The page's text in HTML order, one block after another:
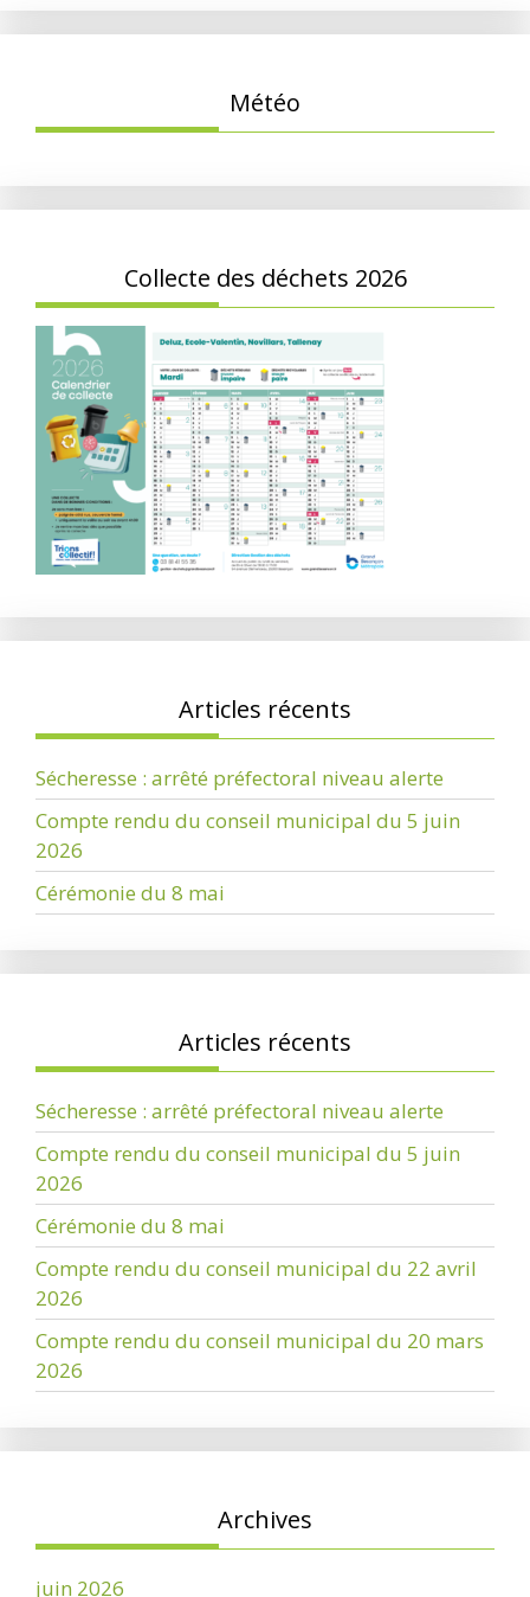
Météo
Collecte des déchets 2026
Articles récents
Sécheresse : arrêté préfectoral niveau alerte
Compte rendu du conseil municipal du 5 juin
2026
Cérémonie du 8 mai
Articles récents
Sécheresse : arrêté préfectoral niveau alerte
Compte rendu du conseil municipal du 5 juin
2026
Cérémonie du 8 mai
Compte rendu du conseil municipal du 22 avril
2026
Compte rendu du conseil municipal du 20 mars
2026
Archives
juin 2026